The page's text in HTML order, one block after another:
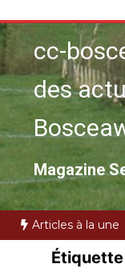
au
contenucc-
des
Magazine
Articles à la une
du recyclage et du
Étiquette